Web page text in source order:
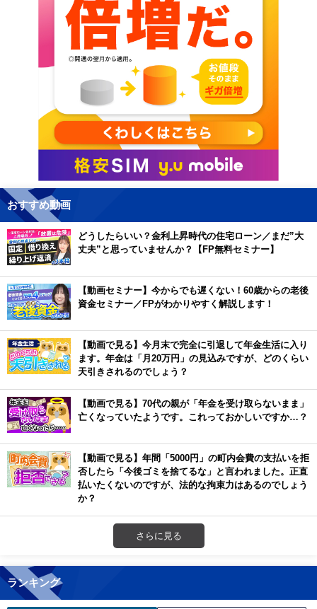
おすすめ動画
どうしたらいい？金利上昇時代の住宅ローン／まだ”大
丈夫”と思っていませんか？【FP無料セミナー】
【動画セミナー】今からでも遅くない！60歳からの老後
資金セミナー／FPがわかりやすく解説します！
【動画で見る】今月末で完全に引退して年金生活に入り
ます。年金は「月20万円」の見込みですが、どのくらい
天引きされるのでしょう？
【動画で見る】70代の親が「年金を受け取らないまま」
亡くなっていたようです。これっておかしいですか…？
【動画で見る】年間「5000円」の町内会費の支払いを拒
否したら「今後ゴミを捨てるな」と言われました。正直
払いたくないのですが、法的な拘束力はあるのでしょう
か？
さらに見る
ランキング